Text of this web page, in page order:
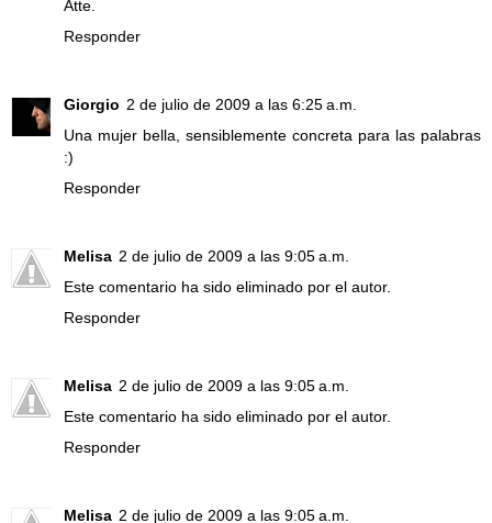
Atte.
Responder
Giorgio 2 de julio de 2009 a las 6:25 a.m.
Una mujer bella, sensiblemente concreta para las palabras
:)
Responder
Melisa 2 de julio de 2009 a las 9:05 a.m.
Este comentario ha sido eliminado por el autor.
Responder
Melisa 2 de julio de 2009 a las 9:05 a.m.
Este comentario ha sido eliminado por el autor.
Responder
Melisa 2 de julio de 2009 a las 9:05 a.m.